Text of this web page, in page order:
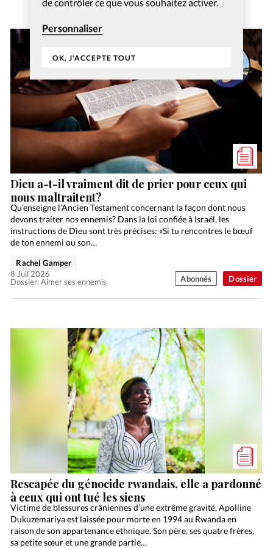
Personnaliser
OK, J'ACCEPTE TOUT
Dossier
Dieu a-t-il vraiment dit de prier pour ceux qui
nous maltraitent?
Qu’enseigne l’Ancien Testament concernant la façon dont nous
devons traiter nos ennemis? Dans la loi confiée à Israël, les
instructions de Dieu sont très précises: «Si tu rencontres le bœuf
de ton ennemi ou son…
Dossier: Aimer ses ennemis
Rachel Gamper
8 Juil 2026
Abonnés
Rescapée du génocide rwandais, elle a pardonné
à ceux qui ont tué les siens
Victime de blessures crâniennes d’une extrême gravité, Apolline
Dukuzemariya est laissée pour morte en 1994 au Rwanda en
raison de son appartenance ethnique. Son père, ses quatre frères,
sa petite sœur et une grande partie…